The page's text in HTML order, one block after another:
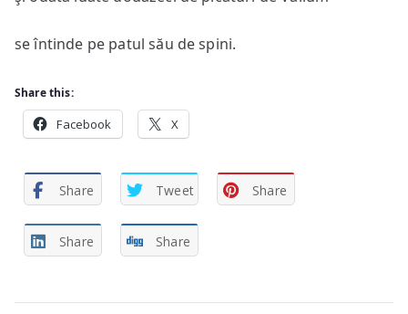
se întinde pe patul său de spini.
Share this:
Facebook X
Share Tweet Share
Share Share